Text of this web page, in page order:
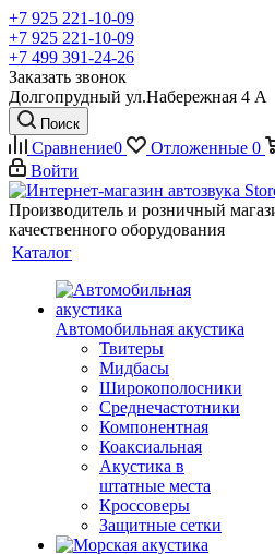
+7 925 221-10-09
+7 925 221-10-09
+7 499 391-24-26
Заказать звонок
Долгопрудный ул.Набережная 4 А
Поиск
Сравнение0 Отложенные 0
Войти
Производитель и розничный
качественного оборудования
Каталог
Автомобильная акустика
Твитеры
Мидбасы
Широкополосники
Среднечастотники
Компонентная
Коаксиальная
Акустика в
штатные места
Кроссоверы
Защитные сетки